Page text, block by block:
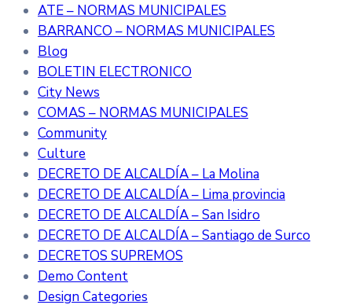
ATE – NORMAS MUNICIPALES
BARRANCO – NORMAS MUNICIPALES
Blog
BOLETIN ELECTRONICO
City News
COMAS – NORMAS MUNICIPALES
Community
Culture
DECRETO DE ALCALDÍA – La Molina
DECRETO DE ALCALDÍA – Lima provincia
DECRETO DE ALCALDÍA – San Isidro
DECRETO DE ALCALDÍA – Santiago de Surco
DECRETOS SUPREMOS
Demo Content
Design Categories